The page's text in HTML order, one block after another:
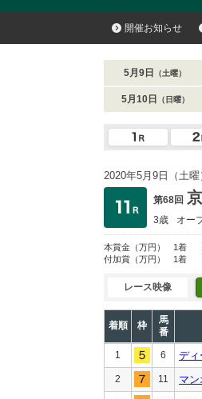
開催お知らせ
5月9日 （土曜）
5月10日 （日曜）
2020年5月9日（土
第68回
3歳 オー
本賞金 （万円） 1着
付加賞 （万円） 1着
レース映像
着順 枠
馬
番
1 6 ディ
2 11 マン